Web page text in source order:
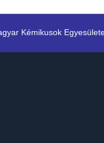
Kémikusok